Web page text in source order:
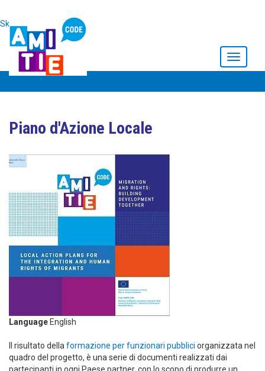
Skip to main content
Toggle
Piano d'Azione Locale
Language English
Il risultato della formazione per funzionari pubblici organizzata nel
quadro del progetto, è una serie di documenti realizzati dai